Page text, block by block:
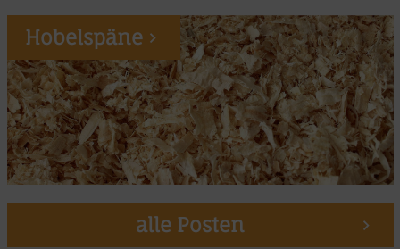
Hobelspäne
alle Posten